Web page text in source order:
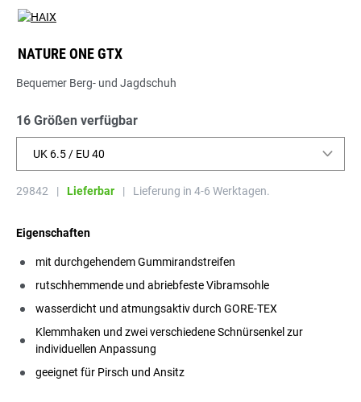
NATURE ONE GTX
Bequemer Berg- und Jagdschuh
16 Größen verfügbar
UK 6.5 / EU 40
29842 | Lieferbar | Lieferung in 4-6 Werktagen.
Eigenschaften
mit durchgehendem Gummirandstreifen
rutschhemmende und abriebfeste Vibramsohle
wasserdicht und atmungsaktiv durch GORE-TEX
Klemmhaken und zwei verschiedene Schnürsenkel zur
individuellen Anpassung
geeignet für Pirsch und Ansitz